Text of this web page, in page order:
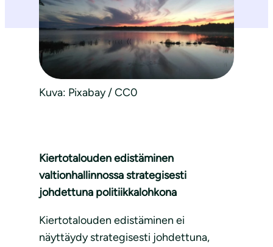
Kuva: Pixabay / CC0
Kiertotalouden edistäminen
valtionhallinnossa strategisesti
johdettuna politiikkalohkona
Kiertotalouden edistäminen ei
näyttäydy strategisesti johdettuna,